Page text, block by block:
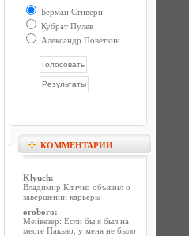
Берман Стиверн
Кубрат Пулев
Александр Поветкин
КОММЕНТАРИИ
Klyuch:
Владимир Кличко объявил о
завершении карьеры
oroboro:
Мейвезер: Если бы я был на
месте Пакьяо, у меня не было